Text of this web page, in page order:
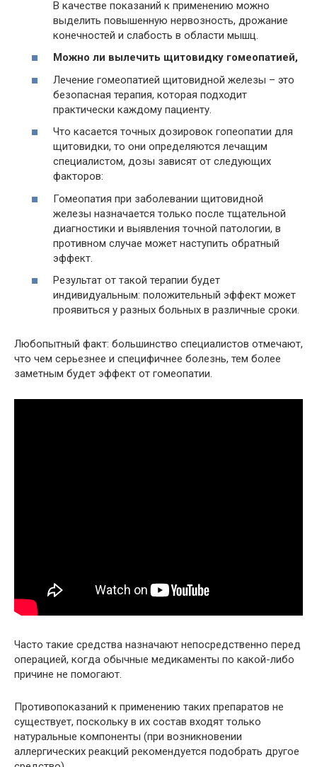
В качестве показаний к применению можно
выделить повышенную нервозность, дрожание
конечностей и слабость в области мышц.
Можно ли вылечить щитовидку гомеопатией,
Лечение гомеопатией щитовидной железы – это
безопасная терапия, которая подходит
практически каждому пациенту.
Что касается точных дозировок гопеопатии для
щитовидки, то они определяются лечащим
специалистом, дозы зависят от следующих
факторов:
Гомеопатия при заболевании щитовидной
железы назначается только после тщательной
диагностики и выявления точной патологии, в
противном случае может наступить обратный
эффект.
Результат от такой терапии будет
индивидуальным: положительный эффект может
проявиться у разных больных в различные сроки.
Любопытный факт: большинство специалистов отмечают,
что чем серьезнее и специфичнее болезнь, тем более
заметным будет эффект от гомеопатии.
Часто такие средства назначают непосредственно перед
операцией, когда обычные медикаменты по какой-либо
причине не помогают.
Противопоказаний к применению таких препаратов не
существует, поскольку в их состав входят только
натуральные компоненты (при возникновении
аллергических реакций рекомендуется подобрать другое